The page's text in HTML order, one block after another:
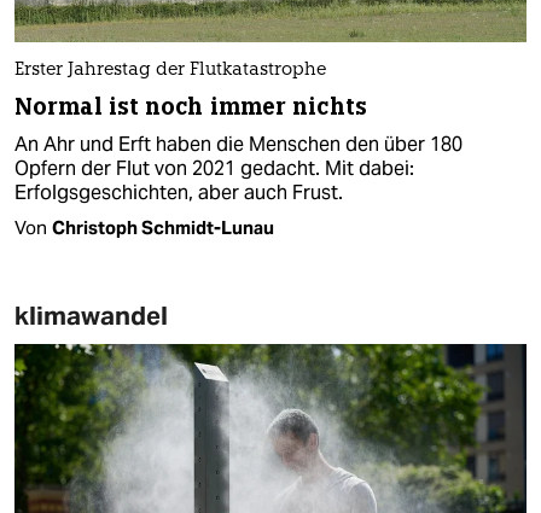
Erster Jahrestag der Flutkatastrophe
Normal ist noch immer nichts
An Ahr und Erft haben die Menschen den über 180
Opfern der Flut von 2021 gedacht. Mit dabei:
Erfolgsgeschichten, aber auch Frust.
Von Christoph Schmidt-Lunau
klimawandel